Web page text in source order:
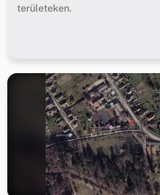
területeken.